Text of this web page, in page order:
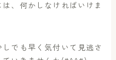
、何かしなければいけま
でも早く気付いて見逃さ